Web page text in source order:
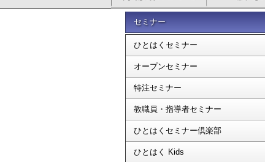
セミナー
ひとはくセミナー
オープンセミナー
特注セミナー
教職員・指導者セミナー
ひとはくセミナー倶楽部
ひとはく Kids